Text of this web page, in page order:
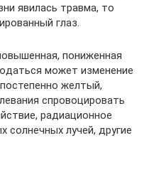
явилась травма, то
глаз.
пониженная
может изменение
желтый,
спровоцировать
радиационное
солнечных лучей, другие